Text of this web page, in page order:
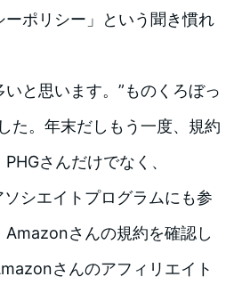
ーポリシー」という聞き慣れ
と思います。”ものくろぼっ
た。年末だしもう一度、規約
さんだけでなく、
シエイトプログラムにも参
Amazonさんの規約を確認し
さんのアフィリエイト